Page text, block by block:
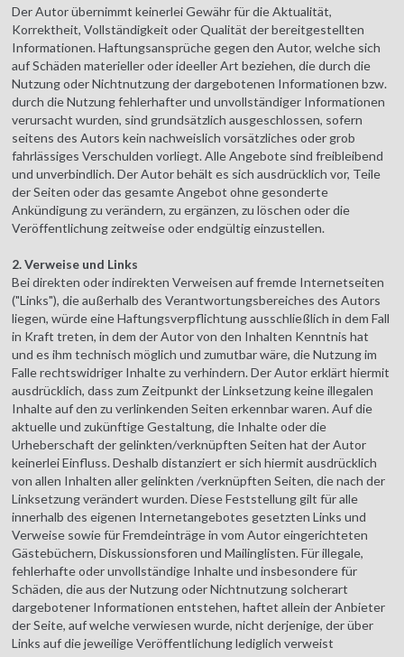
Der Autor übernimmt keinerlei Gewähr für die Aktualität,
Korrektheit, Vollständigkeit oder Qualität der bereitgestellten
Informationen. Haftungsansprüche gegen den Autor, welche sich
auf Schäden materieller oder ideeller Art beziehen, die durch die
Nutzung oder Nichtnutzung der dargebotenen Informationen bzw.
durch die Nutzung fehlerhafter und unvollständiger Informationen
verursacht wurden, sind grundsätzlich ausgeschlossen, sofern
seitens des Autors kein nachweislich vorsätzliches oder grob
fahrlässiges Verschulden vorliegt. Alle Angebote sind freibleibend
und unverbindlich. Der Autor behält es sich ausdrücklich vor, Teile
der Seiten oder das gesamte Angebot ohne gesonderte
Ankündigung zu verändern, zu ergänzen, zu löschen oder die
Veröffentlichung zeitweise oder endgültig einzustellen.
2. Verweise und Links
Bei direkten oder indirekten Verweisen auf fremde Internetseiten
("Links"), die außerhalb des Verantwortungsbereiches des Autors
liegen, würde eine Haftungsverpflichtung ausschließlich in dem Fall
in Kraft treten, in dem der Autor von den Inhalten Kenntnis hat
und es ihm technisch möglich und zumutbar wäre, die Nutzung im
Falle rechtswidriger Inhalte zu verhindern. Der Autor erklärt hiermit
ausdrücklich, dass zum Zeitpunkt der Linksetzung keine illegalen
Inhalte auf den zu verlinkenden Seiten erkennbar waren. Auf die
aktuelle und zukünftige Gestaltung, die Inhalte oder die
Urheberschaft der gelinkten/verknüpften Seiten hat der Autor
keinerlei Einfluss. Deshalb distanziert er sich hiermit ausdrücklich
von allen Inhalten aller gelinkten /verknüpften Seiten, die nach der
Linksetzung verändert wurden. Diese Feststellung gilt für alle
innerhalb des eigenen Internetangebotes gesetzten Links und
Verweise sowie für Fremdeinträge in vom Autor eingerichteten
Gästebüchern, Diskussionsforen und Mailinglisten. Für illegale,
fehlerhafte oder unvollständige Inhalte und insbesondere für
Schäden, die aus der Nutzung oder Nichtnutzung solcherart
dargebotener Informationen entstehen, haftet allein der Anbieter
der Seite, auf welche verwiesen wurde, nicht derjenige, der über
Links auf die jeweilige Veröffentlichung lediglich verweist